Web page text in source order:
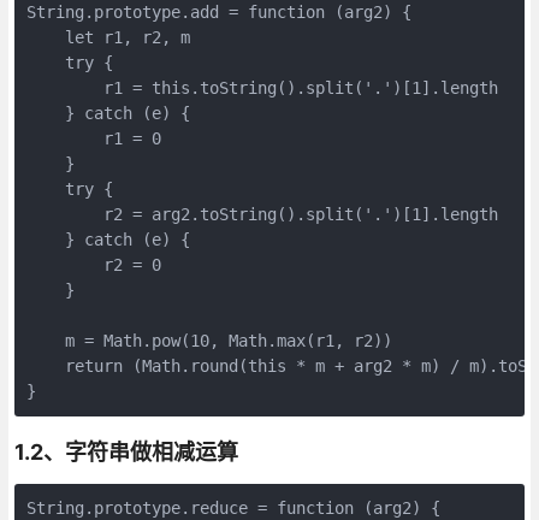
String.prototype.add = function (arg2) {
    let r1, r2, m
    try {
        r1 = this.toString().split('.')[1].length
    } catch (e) {
        r1 = 0
    }
    try {
        r2 = arg2.toString().split('.')[1].length
    } catch (e) {
        r2 = 0
    }
    m = Math.pow(10, Math.max(r1, r2))
return (Math.round(this * m + arg2 * m) /
}
1.2、字符串做相减运算
String.prototype.reduce = function (arg2) {